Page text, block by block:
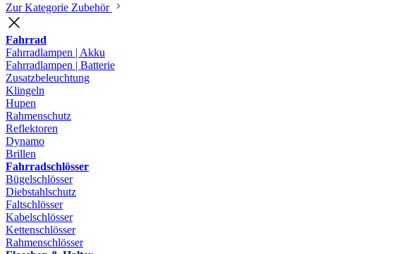
Zur Kategorie Zubehör
Fahrrad
Fahrradlampen | Akku
Fahrradlampen | Batterie
Zusatzbeleuchtung
Klingeln
Hupen
Rahmenschutz
Reflektoren
Dynamo
Brillen
Fahrradschlösser
Bügelschlösser
Diebstahlschutz
Faltschlösser
Kabelschlösser
Kettenschlösser
Rahmenschlösser